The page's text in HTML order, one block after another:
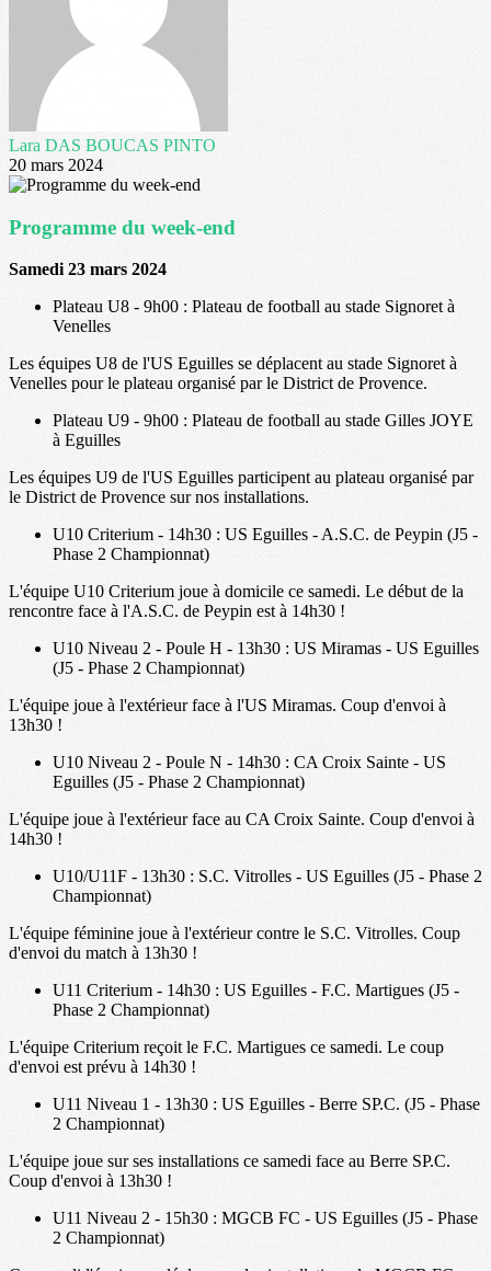
Lara DAS BOUCAS PINTO
20 mars 2024
Programme du week-end
Samedi 23 mars 2024
Plateau U8 - 9h00 : Plateau de football au stade Signoret à
Venelles
Les équipes U8 de l'US Eguilles se déplacent au stade Signoret à
Venelles pour le plateau organisé par le District de Provence.
Plateau U9 - 9h00 : Plateau de football au stade Gilles JOYE
à Eguilles
Les équipes U9 de l'US Eguilles participent au plateau organisé par
le District de Provence sur nos installations.
U10 Criterium - 14h30 : US Eguilles - A.S.C. de Peypin (J5 -
Phase 2 Championnat)
L'équipe U10 Criterium joue à domicile ce samedi. Le début de la
rencontre face à l'A.S.C. de Peypin est à 14h30 !
U10 Niveau 2 - Poule H - 13h30 : US Miramas - US Eguilles
(J5 - Phase 2 Championnat)
L'équipe joue à l'extérieur face à l'US Miramas. Coup d'envoi à
13h30 !
U10 Niveau 2 - Poule N - 14h30 : CA Croix Sainte - US
Eguilles (J5 - Phase 2 Championnat)
L'équipe joue à l'extérieur face au CA Croix Sainte. Coup d'envoi à
14h30 !
U10/U11F - 13h30 : S.C. Vitrolles - US Eguilles (J5 - Phase 2
Championnat)
L'équipe féminine joue à l'extérieur contre le S.C. Vitrolles. Coup
d'envoi du match à 13h30 !
U11 Criterium - 14h30 : US Eguilles - F.C. Martigues (J5 -
Phase 2 Championnat)
L'équipe Criterium reçoit le F.C. Martigues ce samedi. Le coup
d'envoi est prévu à 14h30 !
U11 Niveau 1 - 13h30 : US Eguilles - Berre SP.C. (J5 - Phase
2 Championnat)
L'équipe joue sur ses installations ce samedi face au Berre SP.C.
Coup d'envoi à 13h30 !
U11 Niveau 2 - 15h30 : MGCB FC - US Eguilles (J5 - Phase
2 Championnat)